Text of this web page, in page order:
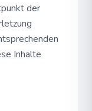
der
Inhalte